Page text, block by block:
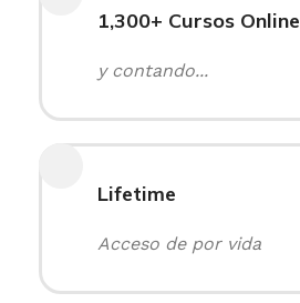
1,300+ Cursos Online
y contando...
Lifetime
Acceso de por vida